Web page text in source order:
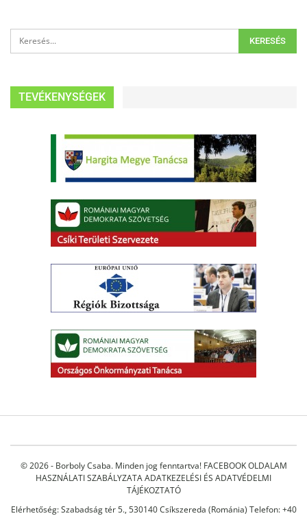
TEVÉKENYSÉGEK
© 2026 - Borboly Csaba. Minden jog fenntartva! FACEBOOK OLDALAM
HASZNÁLATI SZABÁLYZATAADATKEZELÉSI ÉS ADATVÉDELMI
TÁJÉKOZTATÓ
Elérhetőség: Szabadság tér 5., 530140 Csíkszereda (Románia) Telefon: +40